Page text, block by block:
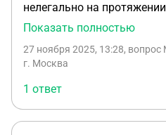
нелегально на
Не было возможности по
Россию и нахожусь в
паспорт? Могу ли я его
или нужно приехать в
прописан? Какие могут
Показать полностью
27 ноября 2025, 13:28,
г. Москва
1 ответ